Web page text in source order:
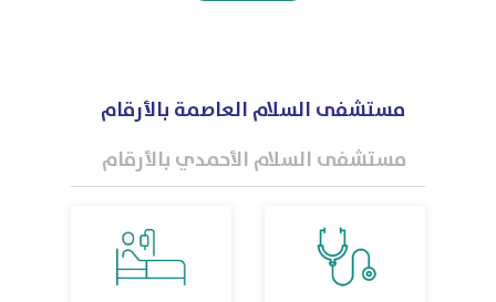
مستشفى السلام العاصمة بالأرقام
مستشفى السلام الأحمدي بالأرقام